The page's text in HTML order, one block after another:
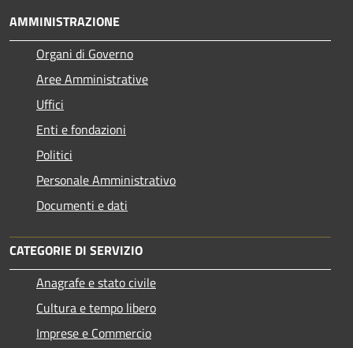
AMMINISTRAZIONE
Organi di Governo
Aree Amministrative
Uffici
Enti e fondazioni
Politici
Personale Amministrativo
Documenti e dati
CATEGORIE DI SERVIZIO
Anagrafe e stato civile
Cultura e tempo libero
Imprese e Commercio